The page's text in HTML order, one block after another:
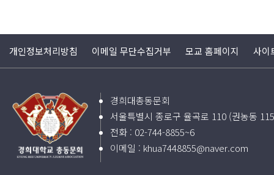
개인정보처리방침 이메일 무단수집거부 모교 홈페이지 사이
경희대총동문회
서울특별시 종로구 율곡로 110 (권농동
전화 : 02-744-8855~6
이메일 : khua7448855@naver.com